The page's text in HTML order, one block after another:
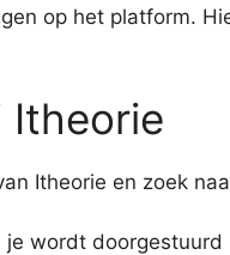
op het platform.
Itheorie
Itheorie en zoek
je wordt doorgestuurd